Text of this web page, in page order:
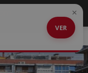
VER
×